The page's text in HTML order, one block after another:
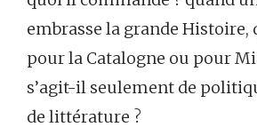
embrasse la grande
pour la Catalogne ou pour
s’agit-il seulement de
de littérature ?